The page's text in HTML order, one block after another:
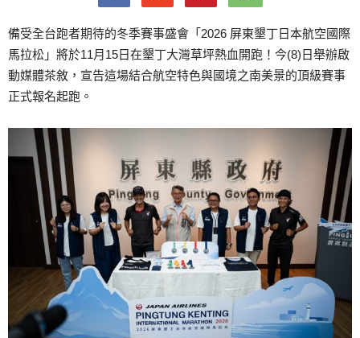
備受全台跑者期待的冬季賽事盛會「2026 屏東墾丁日本航空國際
馬拉松」將於11月15日在墾丁大灣草坪熱血開跑！今(8)日舉辦啟
動媒體茶敘，宣告這場結合航空特色與國境之南美景的頂級賽事
正式報名起跑。